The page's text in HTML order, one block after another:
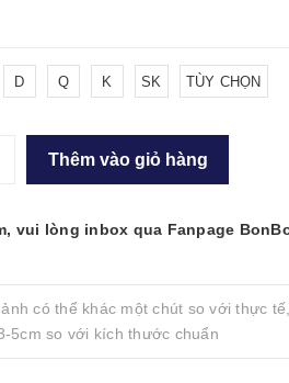
D Q K SK TÙY CHỌN
Thêm vào giỏ hàng
vui lòng inbox qua Fanpage
có thể khác một chút so với thực
5cm so với kích thước chuẩn